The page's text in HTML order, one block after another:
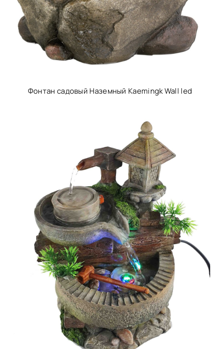
Фонтан садовый Наземный Kaemingk Wall led